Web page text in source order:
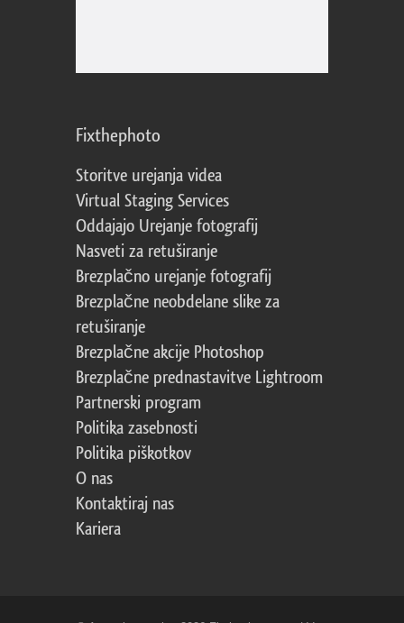
Fixthephoto
Storitve urejanja videa
Virtual Staging Services
Oddajajo Urejanje fotografij
Nasveti za retuširanje
Brezplačno urejanje fotografij
Brezplačne neobdelane slike za
retuširanje
Brezplačne akcije Photoshop
Brezplačne prednastavitve Lightroom
Partnerski program
Politika zasebnosti
Politika piškotkov
O nas
Kontaktiraj nas
Kariera